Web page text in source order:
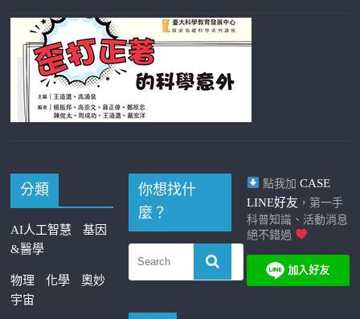
分類
AI人工智慧
基因
&醫學
物理 化學
奧妙
宇宙
你想找什
麼？
點我加 CASE
LINE好友 ，第一手
科普知識、活動消息
絕不錯過